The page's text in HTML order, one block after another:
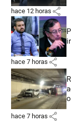
hace 12 horas share
hace 7 horas share
hace 7 horas share